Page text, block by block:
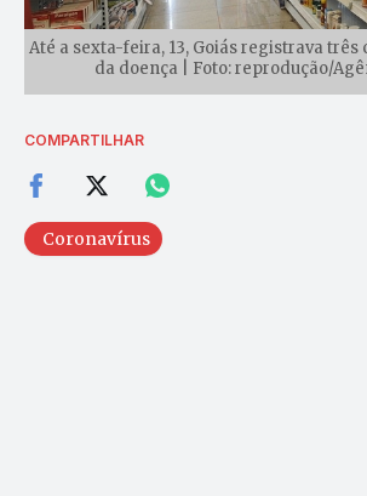
Até a sexta-feira, 13, Goiás registrava
da doença | Foto: reprodução/
COMPARTILHAR
Coronavírus